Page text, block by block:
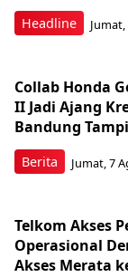
Headline Jumat,
Berita
Collab Honda
II Jadi Ajang
Bandung
Jumat, 7
Telkom Akses
Operasional
Akses Merata